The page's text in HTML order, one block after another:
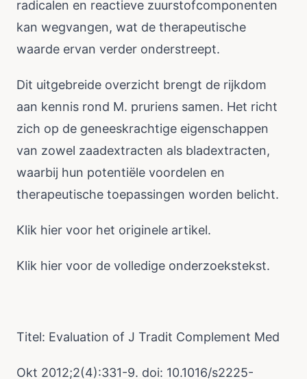
radicalen en reactieve zuurstofcomponenten
kan wegvangen, wat de therapeutische
waarde ervan verder onderstreept.
Dit uitgebreide overzicht brengt de rijkdom
aan kennis rond M. pruriens samen. Het richt
zich op de geneeskrachtige eigenschappen
van zowel zaadextracten als bladextracten,
waarbij hun potentiële voordelen en
therapeutische toepassingen worden belicht.
Klik hier voor het originele artikel.
Klik hier voor de volledige onderzoekstekst.
Titel: Evaluation of J Tradit Complement Med
Okt 2012;2(4):331-9. doi: 10.1016/s2225-